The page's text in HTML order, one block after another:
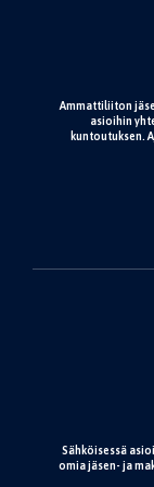
Ammattiliiton
asioihin
kuntoutuksen.
Sähköisessä
omia jäsen- ja